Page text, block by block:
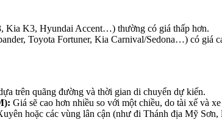
Kia K3, Hyundai Accent…) thường có giá thấp hơn.
Toyota Fortuner, Kia Carnival/Sedona…) có giá
trên quãng đường và thời gian di chuyển dự kiến.
Giá sẽ cao hơn nhiều so với một chiều, do tài xế và
hoặc các vùng lân cận (như đi Thánh địa Mỹ